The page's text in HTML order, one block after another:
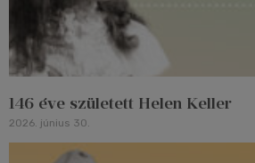
146 éve született Helen Keller
2026. június 30.